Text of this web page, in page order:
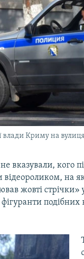
влади Криму на
вказували, кого
на
жовті стрічки»
подібних